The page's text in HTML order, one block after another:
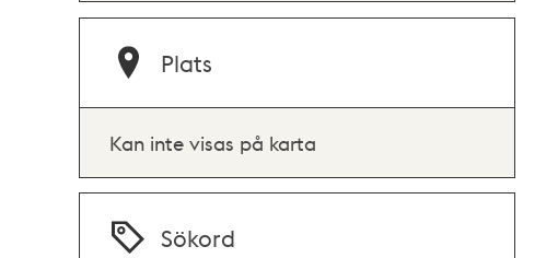
Plats
Kan inte visas på karta
Sökord